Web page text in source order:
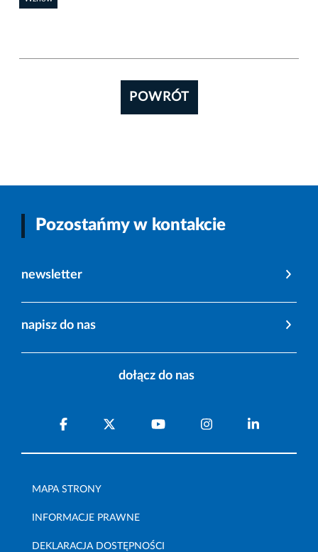
POWRÓT
Pozostańmy w kontakcie
newsletter
napisz do nas
dołącz do nas
MAPA STRONY
INFORMACJE PRAWNE
DEKLARACJA DOSTĘPNOŚCI